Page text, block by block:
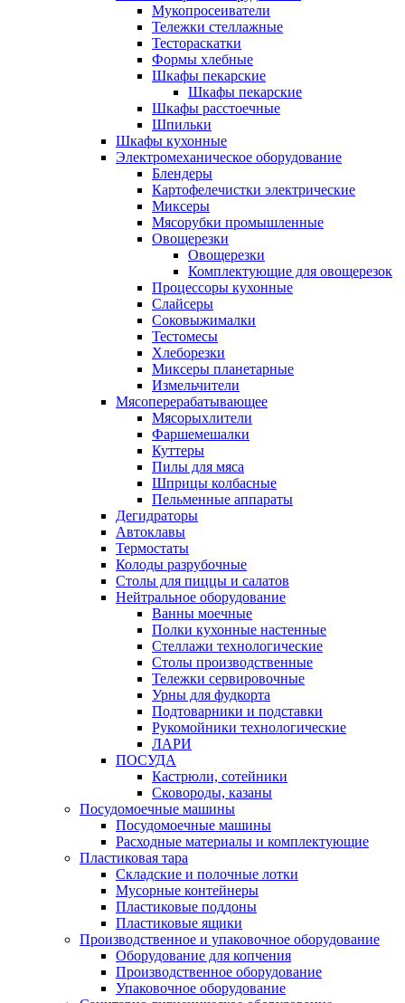
Мукопросеиватели
Тележки стеллажные
Тестораскатки
Формы хлебные
Шкафы пекарские
Шкафы пекарские
Шкафы расстоечные
Шпильки
Шкафы кухонные
Электромеханическое оборудование
Блендеры
Картофелечистки электрические
Миксеры
Мясорубки промышленные
Овощерезки
Овощерезки
Комплектующие для овощерезок
Процессоры кухонные
Слайсеры
Соковыжималки
Тестомесы
Хлеборезки
Миксеры планетарные
Измельчители
Мясоперерабатывающее
Мясорыхлители
Фаршемешалки
Куттеры
Пилы для мяса
Шприцы колбасные
Пельменные аппараты
Дегидраторы
Автоклавы
Термостаты
Колоды разрубочные
Столы для пиццы и салатов
Нейтральное оборудование
Ванны моечные
Полки кухонные настенные
Стеллажи технологические
Столы производственные
Тележки сервировочные
Урны для фудкорта
Подтоварники и подставки
Рукомойники технологические
ЛАРИ
ПОСУДА
Кастрюли, сотейники
Сковороды, казаны
Посудомоечные машины
Посудомоечные машины
Расходные материалы и комплектующие
Пластиковая тара
Складские и полочные лотки
Мусорные контейнеры
Пластиковые поддоны
Пластиковые ящики
Производственное и упаковочное оборудование
Оборудование для копчения
Производственное оборудование
Упаковочное оборудование